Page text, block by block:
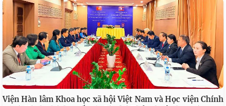
Viện Hàn lâm Khoa học xã hội Việt Nam và Học viện Chính